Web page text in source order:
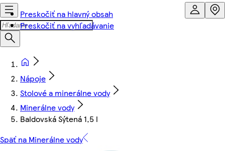
Preskočiť na hlavný obsah
Preskočiť na vyhľadávanie
Nápoje
Stolové a minerálne vody
Minerálne vody
Baldovská Sýtená 1,5 l
Späť na Minerálne vody